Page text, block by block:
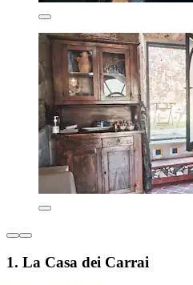
1. La Casa dei Carrai